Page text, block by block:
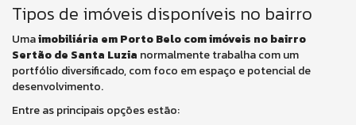
Tipos de imóveis disponíveis no bairro
Umaimobiliária em Porto Belo com imóveis no bairro
Sertão de Santa Luzia normalmente trabalha com um
portfólio diversificado, com foco em espaço e potencial de
desenvolvimento.
Entre as principais opções estão: